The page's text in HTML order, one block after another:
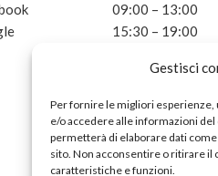
Gestisci
Per fornire le migliori
e/o accedere alle informazioni
permetterà di elaborare dati
sito. Non acconsentire o ritirare il
caratteristiche e funzioni.
09:00 – 13:00
15:30 – 19:00
10:00 – 13:00
Domenica
Chiuso